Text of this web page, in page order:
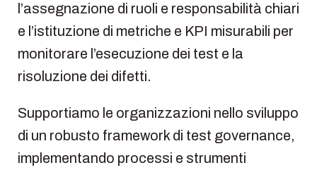
l’assegnazione di ruoli e responsabilità chiari
e l’istituzione di metriche e KPI misurabili per
monitorare l’esecuzione dei test e la
risoluzione dei difetti.
Supportiamo le organizzazioni nello sviluppo
di un robusto framework di test governance,
implementando processi e strumenti